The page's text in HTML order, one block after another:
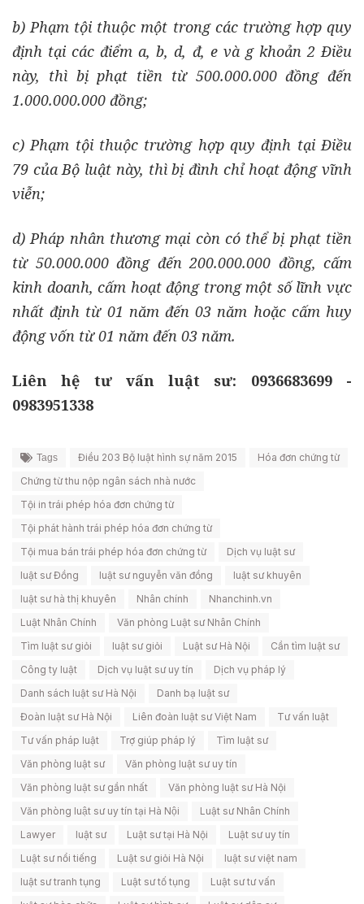
b) Phạm tội thuộc một trong các trường hợp quy
định tại các điểm a, b, d, đ, e và g khoản 2 Điều
này, thì bị phạt tiền từ 500.000.000 đồng đến
1.000.000.000 đồng;
c) Phạm tội thuộc trường hợp quy định tại Điều
79 của Bộ luật này, thì bị đình chỉ hoạt động vĩnh
viễn;
d) Pháp nhân thương mại còn có thể bị phạt tiền
từ 50.000.000 đồng đến 200.000.000 đồng, cấm
kinh doanh, cấm hoạt động trong một số lĩnh vực
nhất định từ 01 năm đến 03 năm hoặc cấm huy
động vốn từ 01 năm đến 03 năm.
Liên hệ tư vấn luật sư: 0936683699 -
0983951338
Tags Điều 203 Bộ luật hình sự năm 2015
Hóa đơn chứng từ
Chứng từ thu nộp ngân sách nhà nước
Tội in trái phép hóa đơn chứng từ
Tội phát hành trái phép hóa đơn chứng từ
Tội mua bán trái phép hóa đơn chứng từ
Dịch vụ luật sư
luật sư Đồng
luật sư nguyễn văn đồng
luật sư khuyên
luật sư hà thị khuyên
Nhân chính
Nhanchinh.vn
Luật Nhân Chính
Văn phòng Luật sư Nhân Chính
Tìm luật sư giỏi
luật sư giỏi Luật sư Hà Nội
Cần tìm luật sư
Công ty luật
Dịch vụ luật sư uy tín
Dịch vụ pháp lý
Danh sách luật sư Hà Nội
Danh bạ luật sư
Đoàn luật sư Hà Nội
Liên đoàn luật sư Việt Nam
Tư vấn luật
Tư vấn pháp luật
Trợ giúp pháp lý
Tìm luật sư
Văn phòng luật sư
Văn phòng luật sư uy tín
Văn phòng luật sư gần nhất
Văn phòng luật sư Hà Nội
Văn phòng luật sư uy tín tại Hà Nội
Luật sư Nhân Chính
Lawyer
luật sư Luật sư tại Hà Nội
Luật sư uy tín
Luật sư nổi tiếng
Luật sư giỏi Hà Nội
luật sư việt nam
luật sư tranh tụng
Luật sư tố tụng
Luật sư tư vấn